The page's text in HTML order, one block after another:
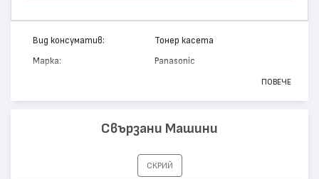
Вид консуматив: Тонер касета
Марка: Panasonic
Цвят: Монохромен
8000
ПОВЕЧЕ
Свързани Машини
СКРИЙ